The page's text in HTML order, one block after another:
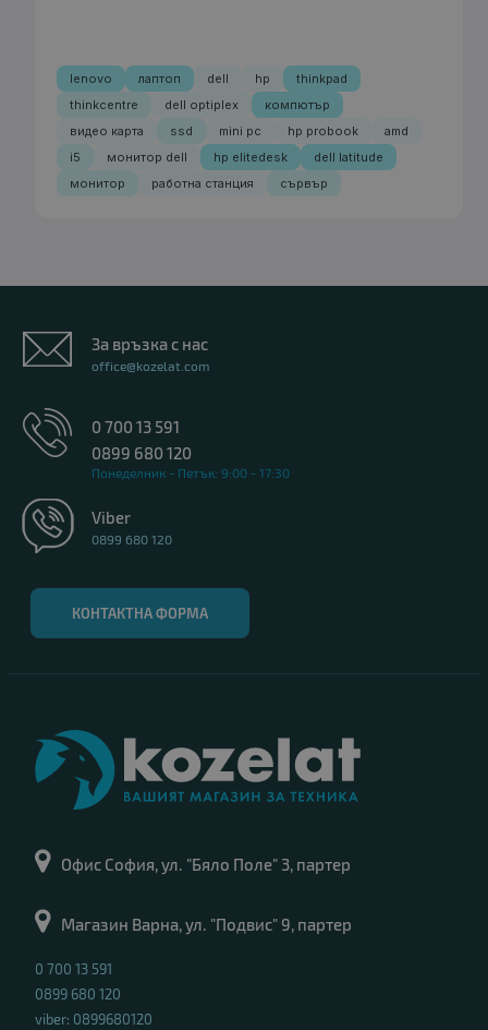
lenovo лаптоп dell hp
thinkpad
thinkcentre
dell optiplex
компютър
видео карта
ssd mini pc hp probook
amd
i5
монитор dell hp elitedesk
dell latitude
монитор
работна станция сървър
За връзка с нас
office@kozelat.com
0 700 13 591
0899 680 120
Понеделник - Петък: 9:00 - 17:30
Viber
0899 680 120
КОНТАКТНА ФОРМА
Офис София, ул. "Бяло Поле" 3, партер
Магазин Варна, ул. "Подвис" 9, партер
0 700 13 591
0899 680 120
viber: 0899680120